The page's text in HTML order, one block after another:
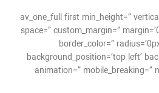
[/av_one_full][av_one_full first min_height=”
space=” custom_margin=”
border_color=”
background_position=’top left’
animation=” mobile_breaking=”